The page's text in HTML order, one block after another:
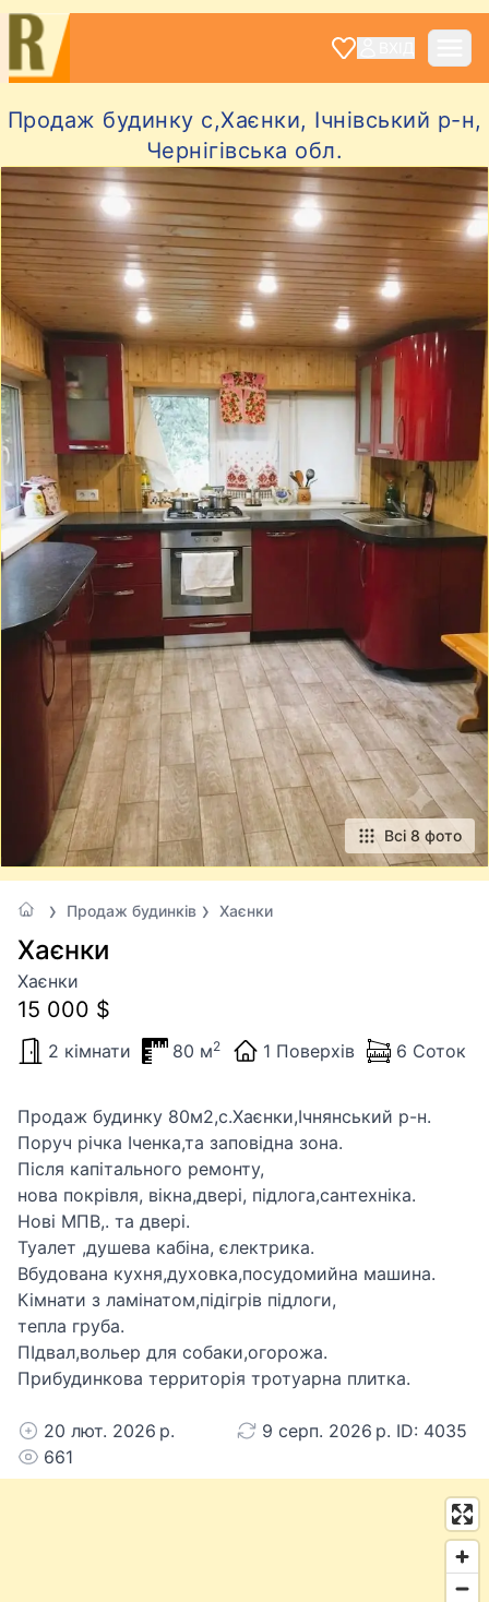
Продаж будинку с,Хаєнки, Ічнівський р-н,
Чернігівська обл.
Всі 8 фото
Продаж будинків Хаєнки
Хаєнки
Хаєнки
15 000 $
2 кімнати 80 м2 1 Поверхів 6 Соток
Продаж будинку 80м2,с.Хаєнки,Ічнянський р-н.
Поруч річка Іченка,та заповідна зона.
Після капітального ремонту,
нова покрівля, вікна,двері, підлога,сантехніка.
Нові МПВ,. та двері.
Туалет ,душева кабіна, єлектрика.
Вбудована кухня,духовка,посудомийна машина.
Кімнати з ламінатом,підігрів підлоги,
тепла груба.
ПІдвал,вольер для собаки,огорожа.
Прибудинкова территорія тротуарна плитка.
20 лют. 2026 р.
9 серп. 2026 р. ID: 4035
661